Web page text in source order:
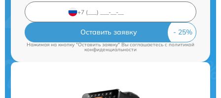
Оставить заявку
Нажимая на кнопку "Оставить заявку" Вы соглашаетесь c политикой
конфиденциальности